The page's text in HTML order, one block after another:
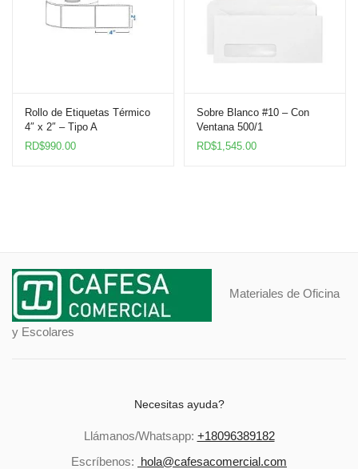
Rollo de Etiquetas Térmico
4″ x 2″ – Tipo A
RD$990.00
Sobre Blanco #10 – Con
Ventana 500/1
RD$1,545.00
Materiales de Oficina
y Escolares
Necesitas ayuda?
Llámanos/Whatsapp: +18096389182
Escríbenos: hola@cafesacomercial.com